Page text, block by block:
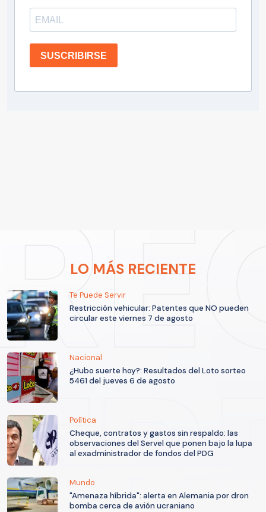
SUSCRIBIRSE
LO MÁS RECIENTE
Te Puede Servir
Restricción vehicular: Patentes que NO pueden
circular este viernes 7 de agosto
Nacional
¿Hubo suerte hoy?: Resultados del Loto sorteo
5461 del jueves 6 de agosto
Política
Cheque, contratos y gastos sin respaldo: las
observaciones del Servel que ponen bajo la lupa
al exadministrador de fondos del PDG
Mundo
"Amenaza híbrida": alerta en Alemania por dron
bomba cerca de avión ucraniano